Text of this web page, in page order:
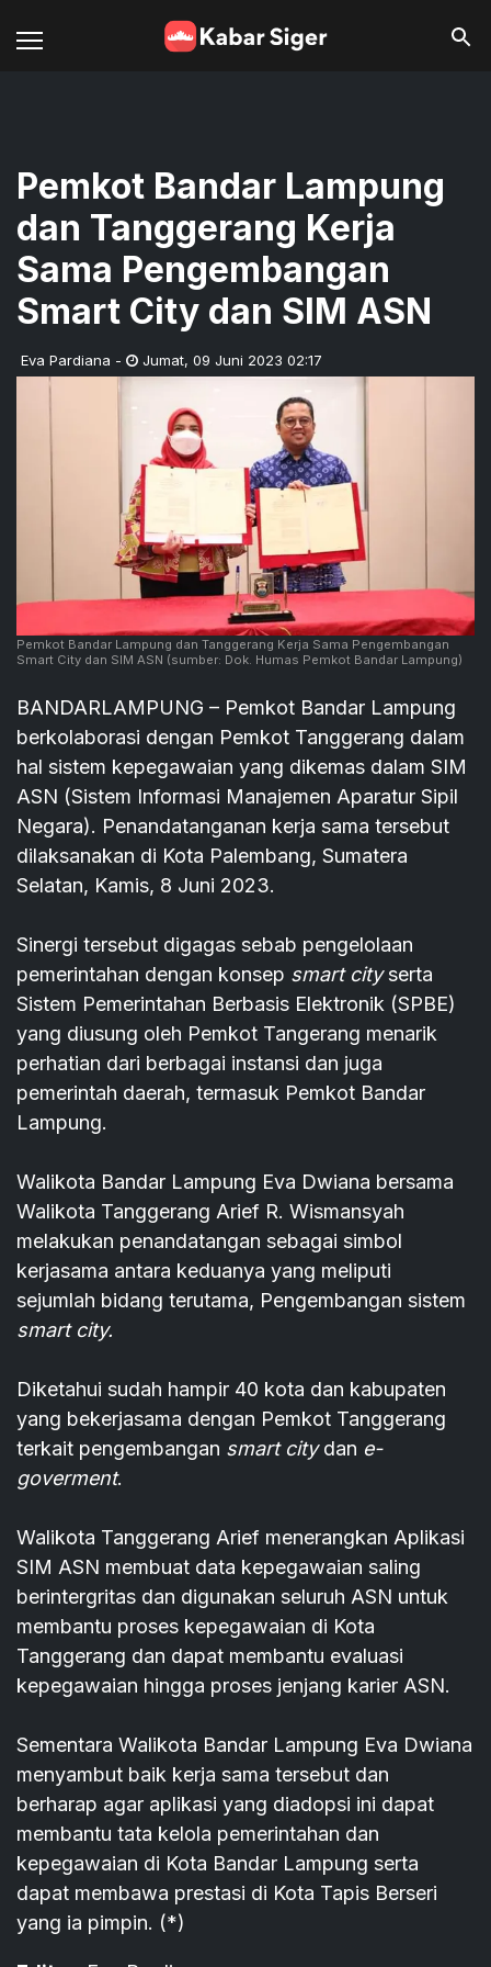
Pemkot Bandar Lampung
dan Tanggerang Kerja
Sama Pengembangan
Smart City dan SIM ASN
Eva Pardiana - Jumat, 09 Juni 2023 02:17
Pemkot Bandar Lampung dan Tanggerang Kerja Sama Pengembangan
Smart City dan SIM ASN (sumber: Dok. Humas Pemkot Bandar Lampung)
BANDARLAMPUNG – Pemkot Bandar Lampung
berkolaborasi dengan Pemkot Tanggerang dalam
hal sistem kepegawaian yang dikemas dalam SIM
ASN (Sistem Informasi Manajemen Aparatur Sipil
Negara). Penandatanganan kerja sama tersebut
dilaksanakan di Kota Palembang, Sumatera
Selatan, Kamis, 8 Juni 2023.
Sinergi tersebut digagas sebab pengelolaan
pemerintahan dengan konsep smart cityserta
Sistem Pemerintahan Berbasis Elektronik (SPBE)
yang diusung oleh Pemkot Tangerang menarik
perhatian dari berbagai instansi dan juga
pemerintah daerah, termasuk Pemkot Bandar
Lampung.
Walikota Bandar Lampung Eva Dwiana bersama
Walikota Tanggerang Arief R. Wismansyah
melakukan penandatangan sebagai simbol
kerjasama antara keduanya yang meliputi
sejumlah bidang terutama, Pengembangan sistem
smart city.
Diketahui sudah hampir 40 kota dan kabupaten
yang bekerjasama dengan Pemkot Tanggerang
terkait pengembangan smart citydan e-
goverment.
Walikota Tanggerang Arief menerangkan Aplikasi
SIM ASN membuat data kepegawaian saling
berintergritas dan digunakan seluruh ASN untuk
membantu proses kepegawaian di Kota
Tanggerang dan dapat membantu evaluasi
kepegawaian hingga proses jenjang karier ASN.
Sementara Walikota Bandar Lampung Eva Dwiana
menyambut baik kerja sama tersebut dan
berharap agar aplikasi yang diadopsi ini dapat
membantu tata kelola pemerintahan dan
kepegawaian di Kota Bandar Lampung serta
dapat membawa prestasi di Kota Tapis Berseri
yang ia pimpin. (*)